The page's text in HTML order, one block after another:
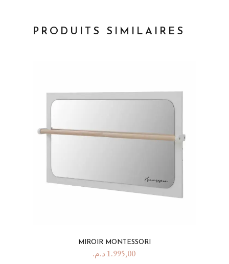
PRODUITS SIMILAIRES
MIROIR MONTESSORI
1.995,00 د.م.